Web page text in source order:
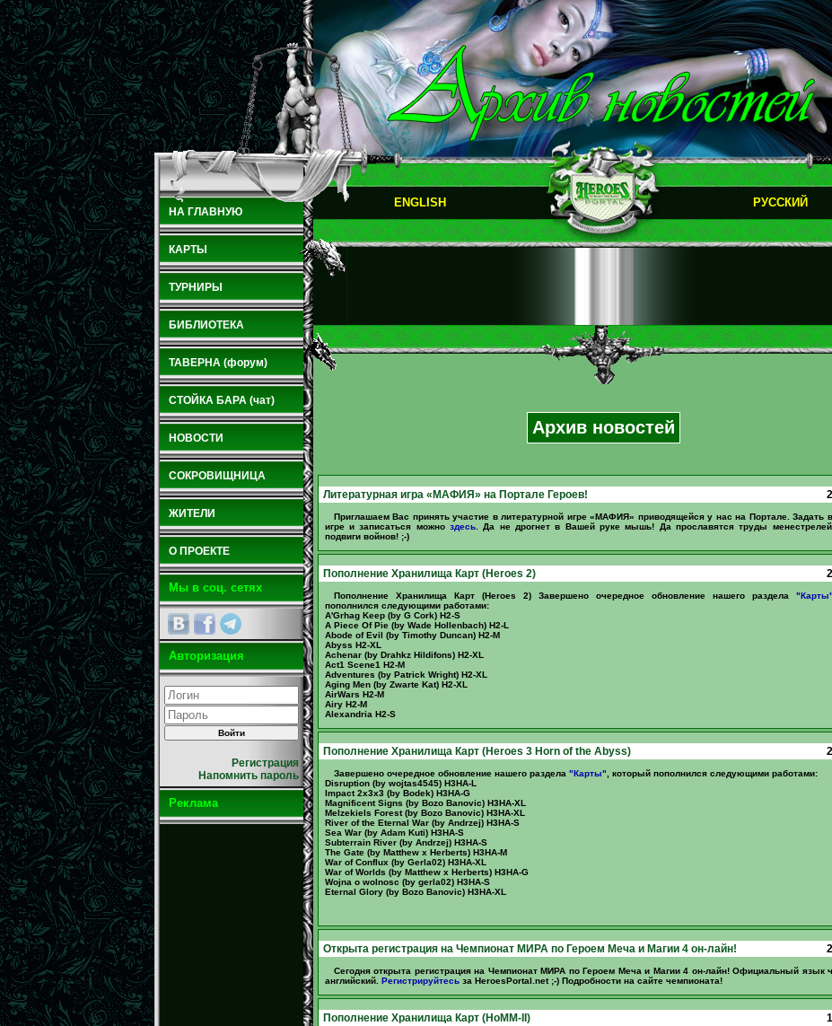
НА ГЛАВНУЮ
КАРТЫ
ТУРНИРЫ
БИБЛИОТЕКА
ТАВЕРНА (форум)
СТОЙКА БАРА (чат)
НОВОСТИ
СОКРОВИЩНИЦА
ЖИТЕЛИ
О ПРОЕКТЕ
Мы в соц. сетях
Авторизация
Регистрация
Напомнить пароль
Реклама
ENGLISH РУССКИЙ
Архив новостей
Литературная игра «МАФИЯ» на Портале Героев!
Приглашаем Вас принять участие в литературной игре «МАФИЯ» приводящейся у нас на Портале. Задать
игре и записаться можно здесь. Да не дрогнет в Вашей руке мышь! Да прославятся труды менестрелей
подвиги войнов! ;-)
Пополнение Хранилища Карт (Heroes 2)
Пополнение Хранилища Карт (Heroes 2) Завершено очередное обновление нашего раздела "Карты"
пополнился следующими работами:
A'Grhag Keep (by G Cork) H2-S
A Piece Of Pie (by Wade Hollenbach) H2-L
Abode of Evil (by Timothy Duncan) H2-M
Abyss H2-XL
Achenar (by Drahkz Hildifons) H2-XL
Act1 Scene1 H2-M
Adventures (by Patrick Wright) H2-XL
Aging Men (by Zwarte Kat) H2-XL
AirWars H2-M
Airy H2-M
Alexandria H2-S
Пополнение Хранилища Карт (Heroes 3 Horn of the Abyss)
Завершено очередное обновление нашего раздела "Карты" , который пополнился следующими работами:
Disruption (by wojtas4545) H3HA-L
Impact 2x3x3 (by Bodek) H3HA-G
Magnificent Signs (by Bozo Banovic) H3HA-XL
Melzekiels Forest (by Bozo Banovic) H3HA-XL
River of the Eternal War (by Andrzej) H3HA-S
Sea War (by Adam Kuti) H3HA-S
Subterrain River (by Andrzej) H3HA-S
The Gate (by Matthew x Herberts) H3HA-M
War of Conflux (by Gerla02) H3HA-XL
War of Worlds (by Matthew x Herberts) H3HA-G
Wojna o wolnosc (by gerla02) H3HA-S
Eternal Glory (by Bozo Banovic) H3HA-XL
Открыта регистрация на Чемпионат МИРА по Героем Меча и Магии 4 он-лайн!
Сегодня открыта регистрация на Чемпионат МИРА по Героем Меча и Магии 4 он-лайн! Официальный язык
английский. Регистрируйтесьза HeroesPortal.net ;-) Подробности на сайте чемпионата!
Пополнение Хранилища Карт (HoMM-II)